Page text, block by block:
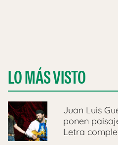
LO MÁS VISTO
Juan Luis
ponen
Letra